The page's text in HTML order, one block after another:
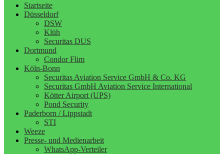
Startseite
Düsseldorf
DSW
Klüh
Securitas DUS
Dortmund
Condor Flim
Köln-Bonn
Securitas Aviation Service GmbH & Co. KG
Securitas GmbH Aviation Service International
Kötter Airport (UPS)
Pond Security
Paderborn / Lippstadt
STI
Weeze
Presse- und Medienarbeit
WhatsApp-Verteiler